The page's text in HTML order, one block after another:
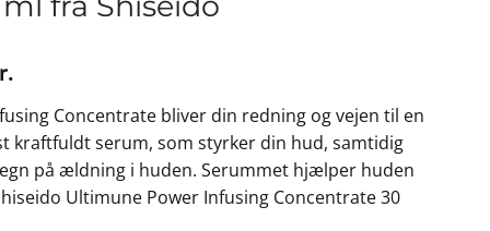
Den
aktuelle
pris
er:
540,00 kr..
Concentrate bliver din redning og vejen til en
kraftfuldt serum, som styrker din hud, samtidig
på ældning i huden. Serummet hjælper huden
Ultimune Power Infusing Concentrate 30